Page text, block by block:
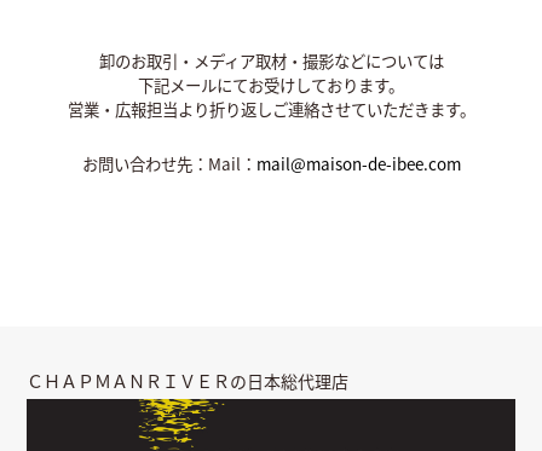
卸のお取引・メディア取材・撮影などについては
下記メールにてお受けしております。
営業・広報担当より折り返しご連絡させていただきます。
お問い合わせ先：Mail： mail@maison-de-ibee.com
ＣＨＡＰＭＡＮＲＩＶＥＲの日本総代理店